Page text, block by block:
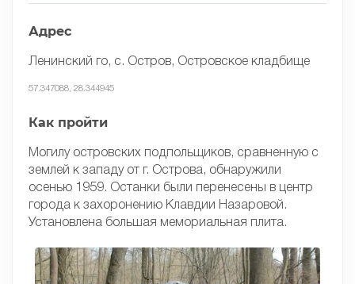
Адрес
Ленинский го, с. Остров, Островское кладбище
57.347088, 28.344945
Как пройти
Могилу островских подпольщиков, сравненную с
землей к западу от г. Острова, обнаружили
осенью 1959. Останки были перенесены в центр
города к захоронению Клавдии Назаровой.
Установлена большая мемориальная плита.